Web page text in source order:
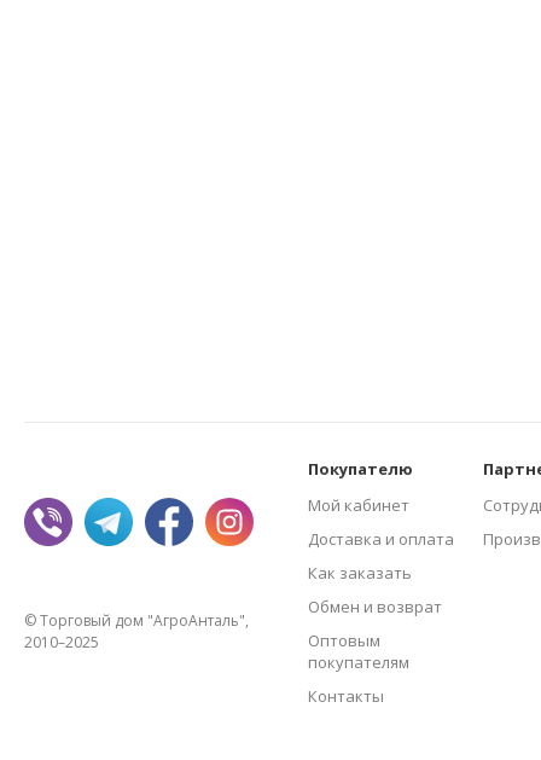
© Торговый дом "АгроАнталь",
2010–2025
Покупателю
Мой кабинет
Доставка и оплата
Как заказать
Обмен и возврат
Оптовым
покупателям
Контакты